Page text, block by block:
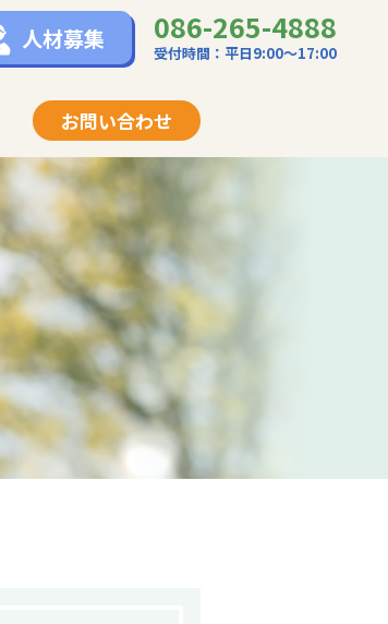
人材募集 086-265-4888
受付時間：平日9:00〜17:00
お問い合わせ